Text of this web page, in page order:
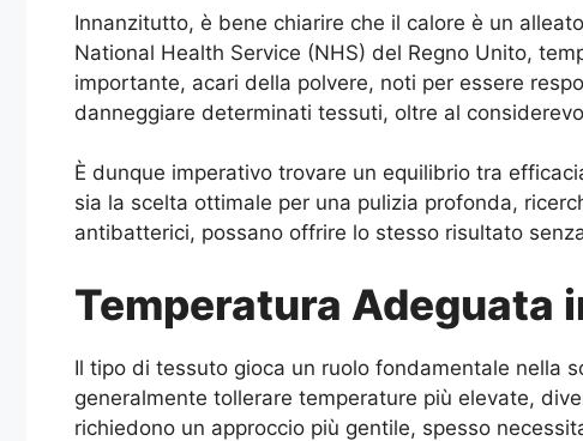
Innanzitutto, è bene chiarire che il calore è un
National Health Service (NHS) del Regno Unito,
importante, acari della polvere, noti per essere
danneggiare determinati tessuti, oltre al
È dunque imperativo trovare un equilibrio tra
sia la scelta ottimale per una pulizia profonda,
antibatterici, possano offrire lo stesso risultato
Temperatura Adeguata
Il tipo di tessuto gioca un ruolo fondamentale nella
generalmente tollerare temperature più elevate,
richiedono un approccio più gentile, spesso